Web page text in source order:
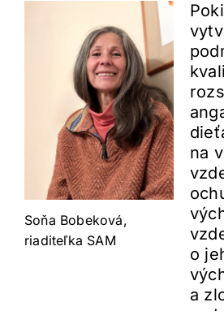
Soňa Bobeková,
riaditeľka SAM
na
o
a